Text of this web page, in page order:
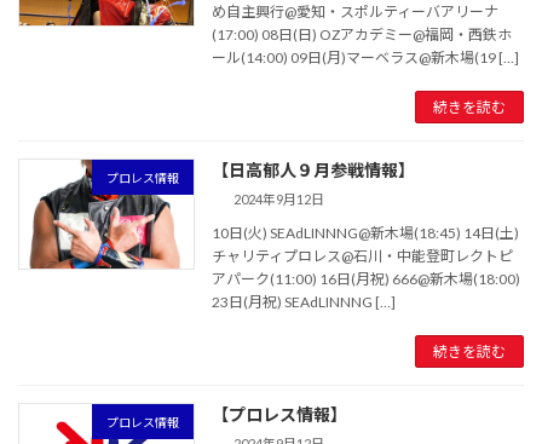
め自主興行@愛知・スポルティーバアリーナ
(17:00) 08日(日) OZアカデミー@福岡・西鉄ホ
ール(14:00) 09日(月)マーベラス@新木場(19 […]
続きを読む
プロレス情報 【日高郁人９月参戦情報】
2024年9月12日
10日(火) SEAdLINNNG@新木場(18:45) 14日(土)
チャリティプロレス@石川・中能登町レクトピ
アパーク(11:00) 16日(月祝) 666@新木場(18:00)
23日(月祝) SEAdLINNNG […]
続きを読む
プロレス情報 【プロレス情報】